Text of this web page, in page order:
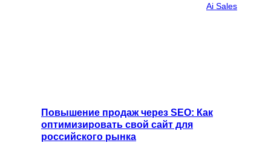
Ai Sales
Повышение продаж через SEO: Как
оптимизировать свой сайт для
российского рынка